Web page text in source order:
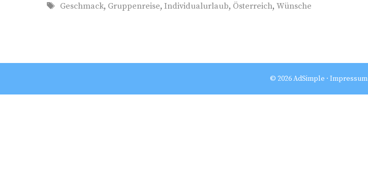
Schlagwörter
Geschmack, Gruppenreise, Individualurlaub, Österreich, Wünsche
© 2026 AdSimple · Impressum